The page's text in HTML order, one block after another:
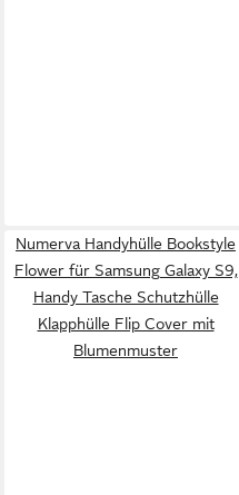
Numerva Handyhülle Bookstyle
Flower für Samsung Galaxy S9,
Handy Tasche Schutzhülle
Klapphülle Flip Cover mit
Blumenmuster